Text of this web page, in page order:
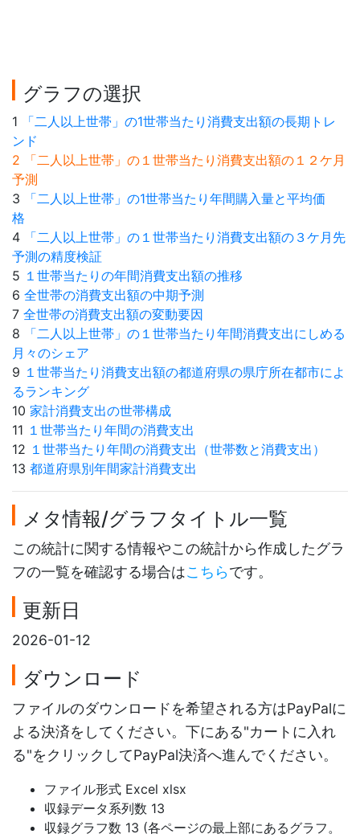
グラフの選択
1
「二人以上世帯」の1世帯当たり消費支出額の長期トレ
ンド
2 「二人以上世帯」の１世帯当たり消費支出額の１２ケ月
予測
3
「二人以上世帯」の1世帯当たり年間購入量と平均価
格
4
「二人以上世帯」の１世帯当たり消費支出額の３ケ月先
予測の精度検証
5 １世帯当たりの年間消費支出額の推移
6 全世帯の消費支出額の中期予測
7 全世帯の消費支出額の変動要因
8
「二人以上世帯」の１世帯当たり年間消費支出にしめる
月々のシェア
9 １世帯当たり消費支出額の都道府県の県庁所在都市によ
るランキング
10 家計消費支出の世帯構成
11 １世帯当たり年間の消費支出
12 １世帯当たり年間の消費支出（世帯数と消費支出）
13 都道府県別年間家計消費支出
メタ情報/グラフタイトル一覧
この統計に関する情報やこの統計から作成したグラ
フの一覧を確認する場合はこちらです。
更新日
2026-01-12
ダウンロード
ファイルのダウンロードを希望される方はPayPalに
よる決済をしてください。下にある"カートに入れ
る"をクリックしてPayPal決済へ進んでください。
ファイル形式 Excel xlsx
収録データ系列数 13
収録グラフ数 13 (各ページの最上部にあるグラフ。